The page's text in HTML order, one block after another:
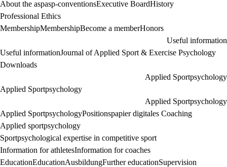
About the aspasp-conventionsExecutive BoardHistory
Professional Ethics
MembershipMembershipBecome a memberHonors
Useful information
Useful informationJournal of Applied Sport & Exercise Psychology
Downloads
Applied Sportpsychology
Applied Sportpsychology
Applied Sportpsychology
Applied SportpsychologyPositionspapier digitales Coaching
Applied sportpsychology
Sportpsychological expertise in competitive sport
Information for athletesInformation for coaches
EducationEducationAusbildungFurther educationSupervision